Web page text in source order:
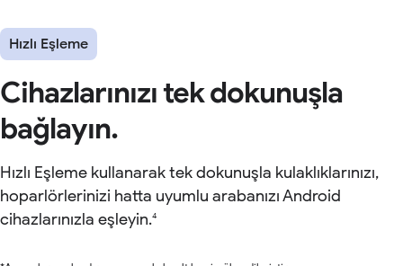
Hızlı Eşleme
Cihazlarınızı tek dokunuşla
bağlayın.
Hızlı Eşleme kullanarak tek dokunuşla kulaklıklarınızı,
hoparlörlerinizi hatta uyumlu arabanızı Android
cihazlarınızla eşleyin.4